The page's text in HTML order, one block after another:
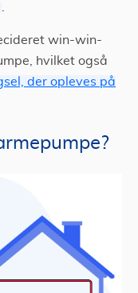
win-win-
hvilket også
der opleves på